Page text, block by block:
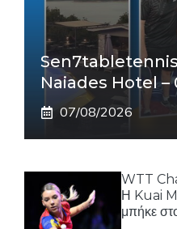
Naiades Hotel –
07/08/2026
WTT
Η Kuai
μπήκε